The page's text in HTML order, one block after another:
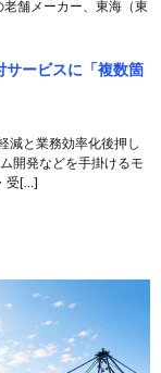
舗メーカー、東海（東
サービスに「複数箇
減と業務効率化後押し
開発などを手掛けるモ
受[…]